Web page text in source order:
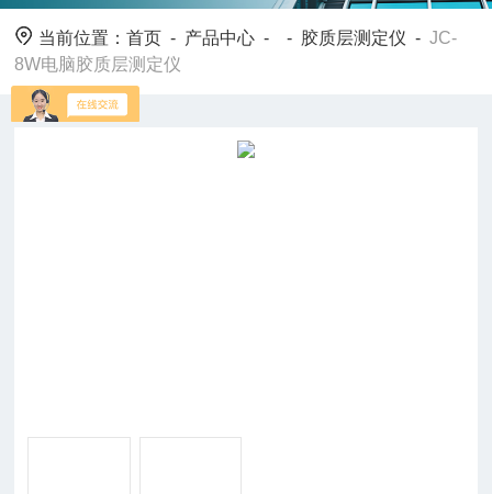
当前位置：首页 - 产品中心 - - 胶质层测定仪 -JC-
8W电脑胶质层测定仪